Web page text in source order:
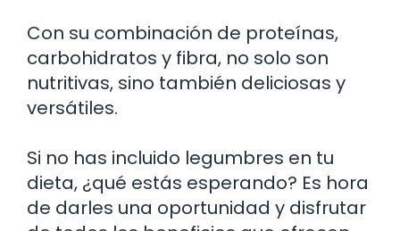
Con su combinación de proteínas,
carbohidratos y fibra, no solo son
nutritivas, sino también deliciosas y
versátiles.
Si no has incluido legumbres en tu
dieta, ¿qué estás esperando? Es hora
de darles una oportunidad y disfrutar